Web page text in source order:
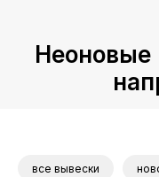
Неоновые
все вывески